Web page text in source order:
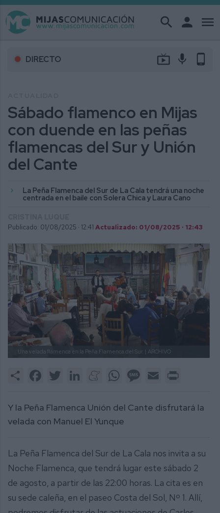
search person menu
DIRECTO live_tv mic phone_android
Sábado flamenco en Mijas
con duende en las peñas
flamencas del Sur y Unión
del Cante
La Peña Flamenca del Sur de La Cala tendrá una noche
centrada en el baile con Solera Chica y Laura Cano
Publicado: 01/08/2025 · 12:41 Actualizado: 01/08/2025 · 12:43
Una velada flamenca en la Peña Flamenca del Sur. | ARCHIVO
Share FacebookTwitter LinkedInMeneameWhatsAppMessage
Email
Y la Peña Flamenca Unión del Cante disfrutará la
velada con Manuel El Yunque
La Peña Flamenca del Sur de La Cala nos invita a su
Noche Flamenca, que tendrá lugar este sábado 2
de agosto, a partir de las 22:00 horas. La cita es en
su sede caleña, en el paseo Costa del Sol, Nº 1. Allí,